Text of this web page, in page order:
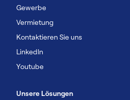
Gewerbe
Vermietung
Kontaktieren Sie uns
Linkedln
Youtube
Unsere Lösungen